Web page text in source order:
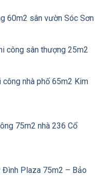
60m2 sân vườn Sóc Sơn
công sân thượng 25m2
nhà phố 65m2 Kim
75m2 nhà 236 Cổ
Đình Plaza 75m2 – Bảo